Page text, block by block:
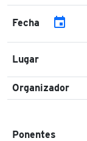
Fecha event
Lugar
Organizador
Ponentes